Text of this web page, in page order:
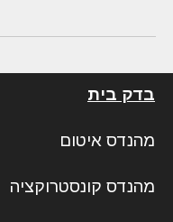
בדק בית
מהנדס איטום
מהנדס קונסטרוקציה